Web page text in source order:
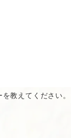
教えてください。